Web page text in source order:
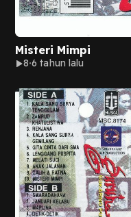
Misteri Mimpi
8 6 tahun lalu